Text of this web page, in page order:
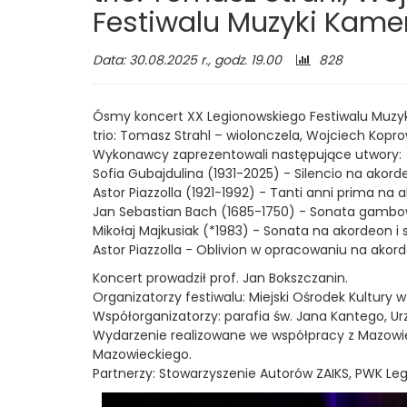
Kameralnej
Organowej
Miejski
Ośrodek
Kultury
Chaplina
Festiwalu Muzyki
Data: 30.08.2025 r., godz. 19.00
Liczba
828
Ósmy koncert XX Legionowskiego Festiwalu
trio: Tomasz Strahl – wiolonczela, Wojciech
Wykonawcy zaprezentowali następujące utwory:
Sofia Gubajdulina (1931-2025) - Silencio na
Astor Piazzolla (1921-1992) - Tanti anni prima na
Jan Sebastian Bach (1685-1750) - Sonata
Mikołaj Majkusiak (*1983) - Sonata na akordeon
Astor Piazzolla - Oblivion w opracowaniu na
Koncert prowadził prof. Jan Bokszczanin.
Organizatorzy festiwalu: Miejski Ośrodek Kultury
Współorganizatorzy: parafia św. Jana Kantego,
Wydarzenie realizowane we współpracy z
Mazowieckiego.
Partnerzy: Stowarzyszenie Autorów ZAIKS, PWK